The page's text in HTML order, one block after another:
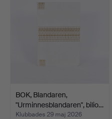
BOK, Blandaren,
"Urminnesblandaren", bilio…
Klubbades 29 maj 2026